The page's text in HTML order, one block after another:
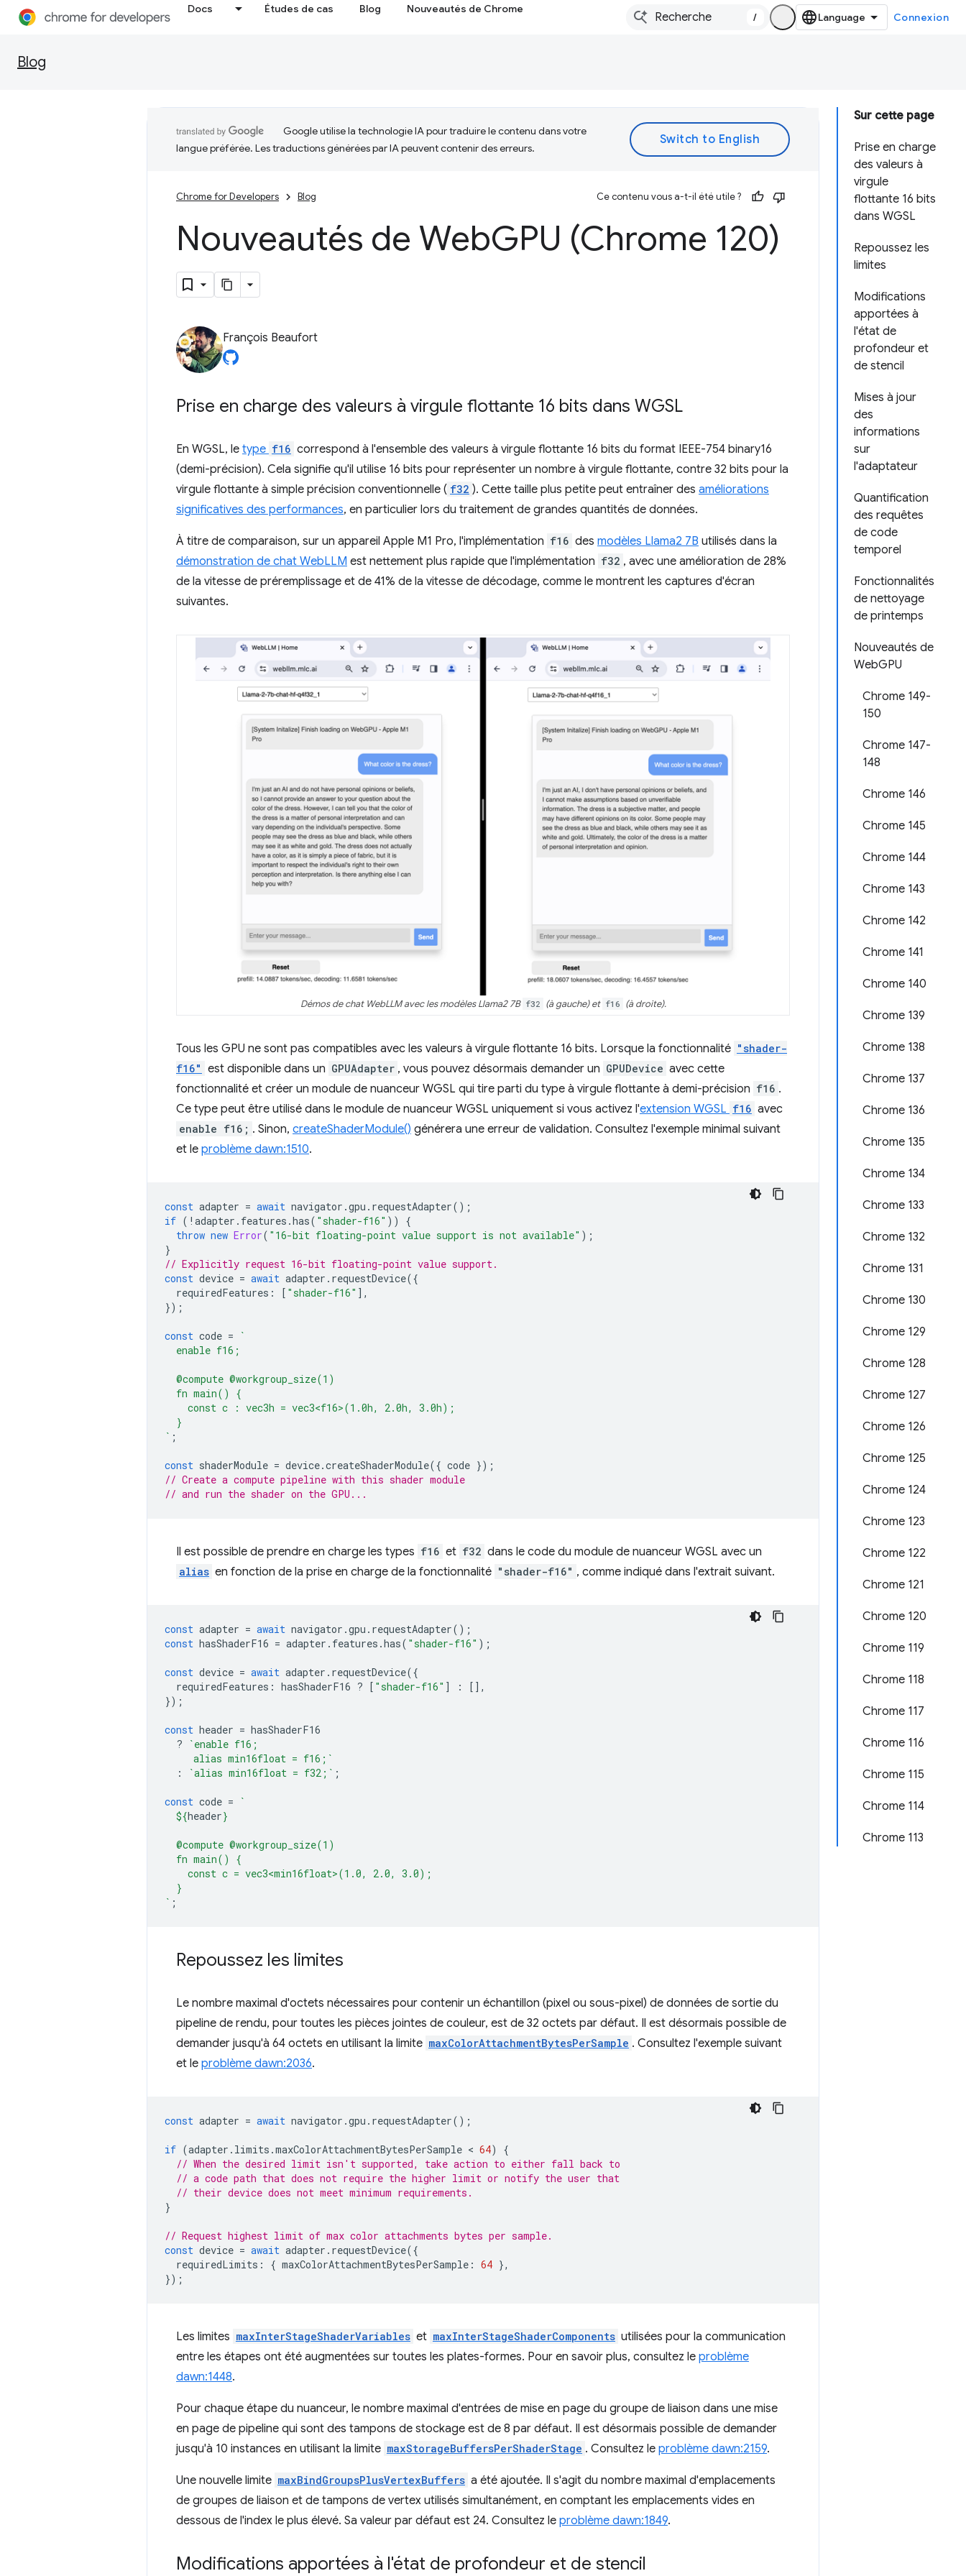
Docs Études de cas Blog Nouveautés de Chrome
/ Connexion
Blog
Sur cette page
Prise en charge
des valeurs à
virgule
flottante 16 bits
dans WGSL
Repoussez les
limites
Modifications
apportées à
l'état de
profondeur et
de stencil
Mises à jour
des
informations
sur
l'adaptateur
Quantification
des requêtes
de code
temporel
Fonctionnalités
de nettoyage
de printemps
Nouveautés de
WebGPU
Chrome 149-
150
Chrome 147-
148
Chrome 146
Chrome 145
Chrome 144
Chrome 143
Chrome 142
Chrome 141
Chrome 140
Chrome 139
Chrome 138
Chrome 137
Chrome 136
Chrome 135
Chrome 134
Chrome 133
Chrome 132
Chrome 131
Chrome 130
Chrome 129
Chrome 128
Chrome 127
Chrome 126
Chrome 125
Chrome 124
Chrome 123
Chrome 122
Chrome 121
Chrome 120
Chrome 119
Chrome 118
Chrome 117
Chrome 116
Chrome 115
Chrome 114
Chrome 113
Google utilise la technologie IA pour traduire le contenu dans votre
langue préférée. Les traductions générées par IA peuvent contenir des erreurs.
Chrome for Developers Blog Ce contenu vous a-t-il été utile ?
Nouveautés de WebGPU (Chrome 120)
François Beaufort
Prise en charge des valeurs à virgule flottante 16 bits dans WGSL
En WGSL, le type f16 correspond à l'ensemble des valeurs à virgule flottante 16 bits du format IEEE-754 binary16
(demi-précision). Cela signifie qu'il utilise 16 bits pour représenter un nombre à virgule flottante, contre 32 bits pour la
virgule flottante à simple précision conventionnelle ( f32 ). Cette taille plus petite peut entraîner des améliorations
significatives des performances, en particulier lors du traitement de grandes quantités de données.
À titre de comparaison, sur un appareil Apple M1 Pro, l'implémentation f16 des modèles Llama2 7B utilisés dans la
démonstration de chat WebLLM est nettement plus rapide que l'implémentation f32 , avec une amélioration de 28%
de la vitesse de préremplissage et de 41% de la vitesse de décodage, comme le montrent les captures d'écran
suivantes.
Démos de chat WebLLM avec les modèles Llama2 7B f32 (à gauche) et f16 (à droite).
Tous les GPU ne sont pas compatibles avec les valeurs à virgule flottante 16 bits. Lorsque la fonctionnalité "shader-
f16" est disponible dans un GPUAdapter , vous pouvez désormais demander un GPUDevice avec cette
fonctionnalité et créer un module de nuanceur WGSL qui tire parti du type à virgule flottante à demi-précision f16 .
Ce type peut être utilisé dans le module de nuanceur WGSL uniquement si vous activez l'extension WGSL f16 avec
enable f16; . Sinon, createShaderModule() générera une erreur de validation. Consultez l'exemple minimal suivant
et le problème dawn:1510.
const adapter = await navigator .gpu . requestAdapter();
if ( ! adapter . features .has( "shader-f16" ))
{
throw new Error( "16-bit floating-point value support is not available" );
}
// Explicitly request 16-bit floating-point value support.
const device = await adapter . requestDevice({
requiredFeatures : [ "shader-f16" ],
});
const code =
`
  enable f16;
  @compute @workgroup_size(1)
  fn main() {
    const c : vec3h = vec3<f16>(1.0h, 2.0h, 3.0h);
  }
` ;
const shaderModule = device.createShaderModule({ code });
// Create a compute pipeline with this shader module
// and run the shader on the GPU...
Il est possible de prendre en charge les types f16 et f32 dans le code du module de nuanceur WGSL avec un
alias en fonction de la prise en charge de la fonctionnalité "shader-f16" , comme indiqué dans l'extrait suivant.
const adapter = await navigator .gpu . requestAdapter();
const hasShaderF16 = adapter . features .has( "shader-f16" );
const device = await adapter . requestDevice({
requiredFeatures : hasShaderF16 ? [ "shader-f16" ] :
[],
});
const header = hasShaderF16
?
`enable f16;
     alias min16float = f16;`
:
`alias min16float = f32;` ;
const code =
`
${header}
  @compute @workgroup_size(1)
  fn main() {
    const c = vec3<min16float>(1.0, 2.0, 3.0);
  }
` ;
Repoussez les limites
Le nombre maximal d'octets nécessaires pour contenir un échantillon (pixel ou sous-pixel) de données de sortie du
pipeline de rendu, pour toutes les pièces jointes de couleur, est de 32 octets par défaut. Il est désormais possible de
demander jusqu'à 64 octets en utilisant la limite maxColorAttachmentBytesPerSample . Consultez l'exemple suivant
et le problème dawn:2036.
const adapter = await navigator .gpu . requestAdapter();
if (adapter . limits .maxColorAttachmentBytesPerSample < 64)
{
// When the desired limit isn't supported, take action to either fall back to
// a code path that does not require the higher limit or notify the user that
// their device does not meet minimum requirements.
}
// Request highest limit of max color attachments bytes per sample.
const device = await adapter . requestDevice({
requiredLimits : { maxColorAttachmentBytesPerSample : 64 },
});
Les limites maxInterStageShaderVariables et maxInterStageShaderComponents utilisées pour la communication
entre les étapes ont été augmentées sur toutes les plates-formes. Pour en savoir plus, consultez le problème
dawn:1448.
Pour chaque étape du nuanceur, le nombre maximal d'entrées de mise en page du groupe de liaison dans une mise
en page de pipeline qui sont des tampons de stockage est de 8 par défaut. Il est désormais possible de demander
jusqu'à 10 instances en utilisant la limite maxStorageBuffersPerShaderStage . Consultez le problème dawn:2159.
Une nouvelle limite maxBindGroupsPlusVertexBuffers a été ajoutée. Il s'agit du nombre maximal d'emplacements
de groupes de liaison et de tampons de vertex utilisés simultanément, en comptant les emplacements vides en
dessous de l'index le plus élevé. Sa valeur par défaut est 24. Consultez le problème dawn:1849.
Modifications apportées à l'état de profondeur et de stencil